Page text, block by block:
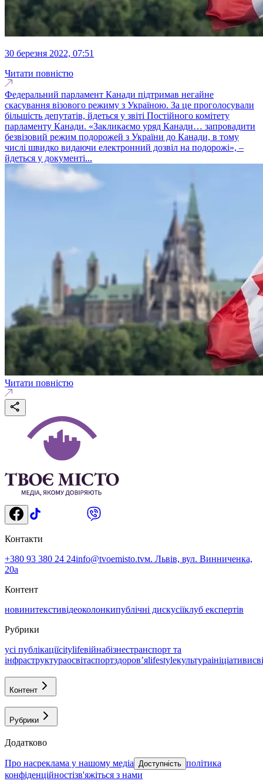
30 березня 2022, 07:51
Читати повністю
Федеральний парламент Канади підтримав негайне
скасування візового режиму з Україною. За це проголосували
більшість депутатів, йдеться у звіті Постійного комітету
парламенту Канади. «Закликаємо уряд Канади… запровадити
безвізовий режим подорожей з України до Канади, в тому
числі швидко видаючи електронний дозвіл на подорожі», –
йдеться у документі...
Читати повністю
Контакти
+380 93 380 24 24info@tvoemisto.tvм. Львів, вул. Винниченка,
20а
Контент
новинитекстивідеоколонкипублічні дискусіїклуб експертів
Рубрики
усі публікаціїcitylifeвійнабізнестранспорт та
інфраструктураосвітаспортздоровʼяlifestyleкультураініціативи
Контент
Рубрики
Додатково
про насреклама у нашому медіа Доступність політика
конфіденційностізв'яжіться з нами